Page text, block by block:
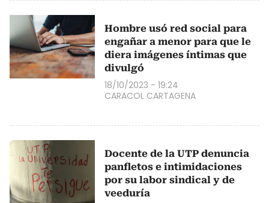
Hombre usó red social para
engañar a menor para que le
diera imágenes íntimas que
divulgó
18/10/2023 - 19:24
CARACOL CARTAGENA
Docente de la UTP denuncia
panfletos e intimidaciones
por su labor sindical y de
veeduría